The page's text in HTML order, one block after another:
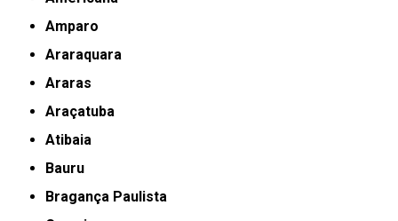
Amparo
Araraquara
Araras
Araçatuba
Atibaia
Bauru
Bragança Paulista